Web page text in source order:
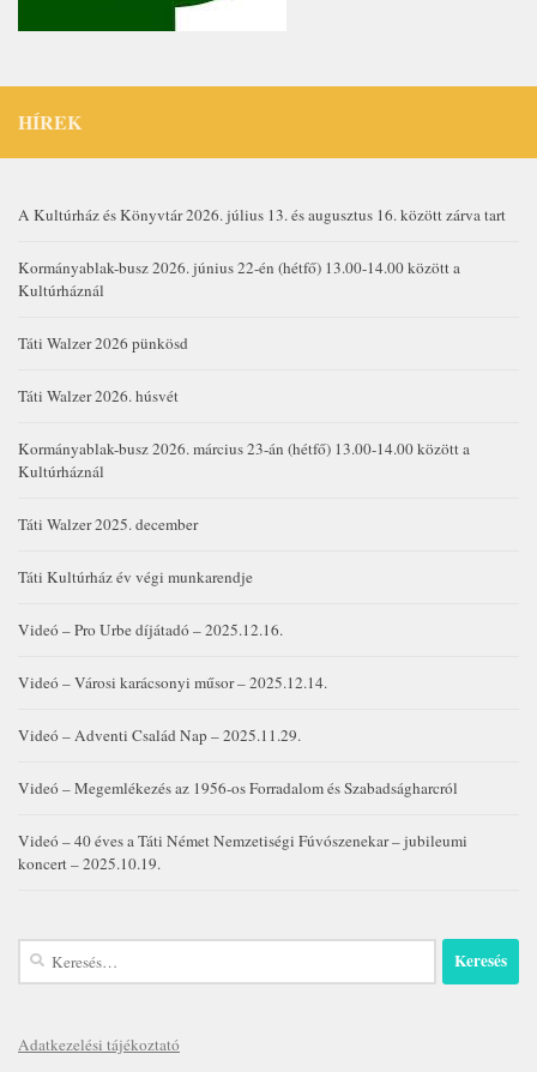
HÍREK
A Kultúrház és Könyvtár 2026. július 13. és augusztus 16. között zárva tart
Kormányablak-busz 2026. június 22-én (hétfő) 13.00-14.00 között a
Kultúrháznál
Táti Walzer 2026 pünkösd
Táti Walzer 2026. húsvét
Kormányablak-busz 2026. március 23-án (hétfő) 13.00-14.00 között a
Kultúrháznál
Táti Walzer 2025. december
Táti Kultúrház év végi munkarendje
Videó – Pro Urbe díjátadó – 2025.12.16.
Videó – Városi karácsonyi műsor – 2025.12.14.
Videó – Adventi Család Nap – 2025.11.29.
Videó – Megemlékezés az 1956-os Forradalom és Szabadságharcról
Videó – 40 éves a Táti Német Nemzetiségi Fúvószenekar – jubileumi
koncert – 2025.10.19.
Keresés:
Adatkezelési tájékoztató